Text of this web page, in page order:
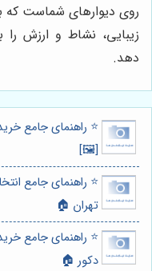
روی دیوارهای شماست که
زیبایی، نشاط و ارزش
دهد.
⭐️ راهنمای جامع
[🖼️]
⭐️ راهنمای جامع
تهران 🏠
⭐️ راهنمای جامع
دکور 🏠